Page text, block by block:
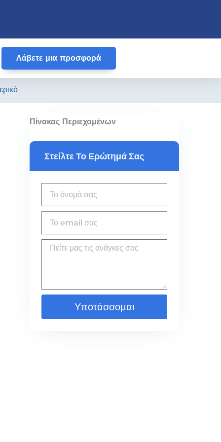
Λάβετε μια προσφορά
Πίνακας Περιεχομένων
Στείλτε Το Ερώτημά Σας
Υποτάσσομαι